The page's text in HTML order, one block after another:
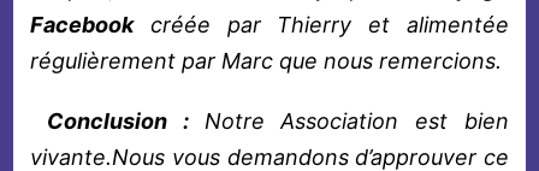
Facebookcréée par Thierry et alimentée
régulièrement par Marc que nous remercions.
Conclusion : Notre Association est bien
vivante.Nous vous demandons d’approuver ce